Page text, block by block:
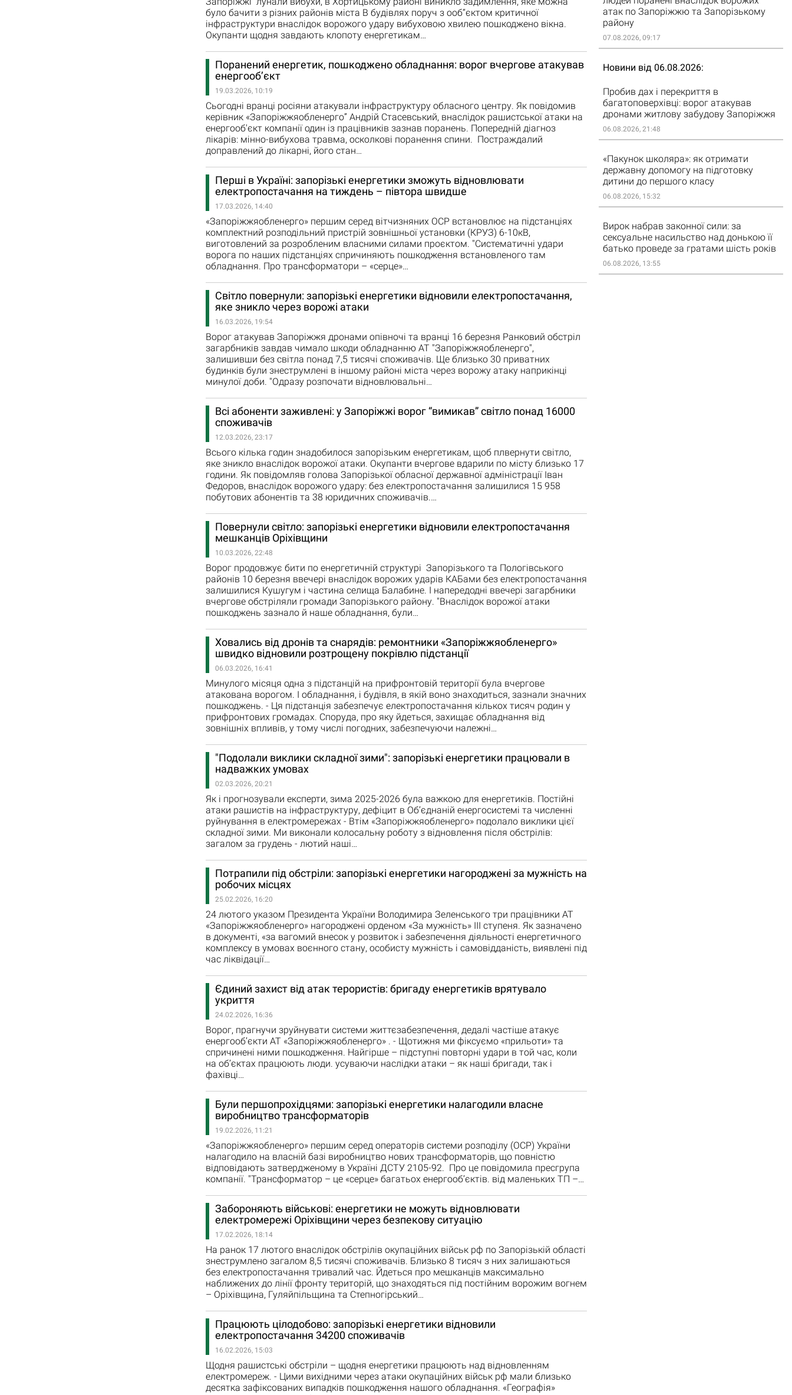
було бачити з різних районів міста В будівлях поруч з ооб“єктом критичної
інфраструктури внаслідок ворожого удару вибуховою хвилею пошкоджено вікна.
Окупанти щодня завдають клопоту енергетикам…
Поранений енергетик, пошкоджено обладнання: ворог вчергове атакував
енергооб’єкт
19.03.2026, 10:19
Сьогодні вранці росіяни атакували інфраструктуру обласного центру. Як повідомив
керівник «Запоріжжяобленерго” Андрій Стасевський, внаслідок рашистської атаки на
енергооб'єкт компанії один із працівників зазнав поранень. Попередній діагноз
лікарів: мінно-вибухова травма, осколкові поранення спини. Постраждалий
доправлений до лікарні, його стан…
Перші в Україні: запорізькі енергетики зможуть відновлювати
електропостачання на тиждень – півтора швидше
17.03.2026, 14:40
«Запоріжжяобленерго» першим серед вітчизняних ОСР встановлює на підстанціях
комплектний розподільний пристрій зовнішньої установки (КРУЗ) 6-10кВ,
виготовлений за розробленим власними силами проєктом. "Систематичні удари
ворога по наших підстанціях спричиняють пошкодження встановленого там
обладнання. Про трансформатори – «серце»…
Світло повернули: запорізькі енергетики відновили електропостачання,
яке зникло через ворожі атаки
16.03.2026, 19:54
Ворог атакував Запоріжжя дронами опівночі та вранці 16 березня Ранковий обстріл
загарбників завдав чимало шкоди обладнанню АТ "Запоріжжяобленерго",
залишивши без світла понад 7,5 тисячі споживачів. Ще близько 30 приватних
будинків були знеструмлені в іншому районі міста через ворожу атаку наприкінці
минулої доби. "Одразу розпочати відновлювальні…
Всі абоненти заживлені: у Запоріжжі ворог “вимикав” світло понад 16000
споживачів
12.03.2026, 23:17
Всього кілька годин знадобилося запорізьким енергетикам, щоб плвернути світло,
яке зникло внаслідок ворожої атаки. Окупанти вчергове вдарили по місту близько 17
години. Як повідомляв голова Запорізької обласної державної адміністрації Іван
Федоров, внаслідок ворожого удару: без електропостачання залишилися 15 958
побутових абонентів та 38 юридичних споживачів.…
Повернули світло: запорізькі енергетики відновили електропостачання
мешканців Оріхівщини
10.03.2026, 22:48
Ворог продовжує бити по енергетичній структурі Запорізького та Пологівського
районів 10 березня ввечері внаслідок ворожих ударів КАБами без електропостачання
залишилися Кушугум і частина селища Балабине. І напередодні ввечері загарбники
вчергове обстріляли громади Запорізького району. "Внаслідок ворожої атаки
пошкоджень зазнало й наше обладнання, були…
Ховались від дронів та снарядів: ремонтники «Запоріжжяобленерго»
швидко відновили розтрощену покрівлю підстанції
06.03.2026, 16:41
Минулого місяця одна з підстанцій на прифронтовій території була вчергове
атакована ворогом. І обладнання, і будівля, в якій воно знаходиться, зазнали значних
пошкоджень. - Ця підстанція забезпечує електропостачання кількох тисяч родин у
прифронтових громадах. Споруда, про яку йдеться, захищає обладнання від
зовнішніх впливів, у тому числі погодних, забезпечуючи належні…
"Подолали виклики складної зими": запорізькі енергетики працювали в
надважких умовах
02.03.2026, 20:21
Як і прогнозували експерти, зима 2025-2026 була важкою для енергетиків. Постійні
атаки рашистів на інфраструктуру, дефіцит в Об’єднаній енергосистемі та численні
руйнування в електромережах - Втім «Запоріжжяобленерго» подолало виклики цієї
складної зими. Ми виконали колосальну роботу з відновлення після обстрілів:
загалом за грудень - лютий наші…
Потрапили під обстріли: запорізькі енергетики нагороджені за мужність на
робочих місцях
25.02.2026, 16:20
24 лютого указом Президента України Володимира Зеленського три працівники АТ
«Запоріжжяобленерго» нагороджені орденом «За мужність» ІІІ ступеня. Як зазначено
в документі, «за вагомий внесок у розвиток і забезпечення діяльності енергетичного
комплексу в умовах воєнного стану, особисту мужність і самовідданість, виявлені під
час ліквідації…
Єдиний захист від атак терористів: бригаду енергетиків врятувало
укриття
24.02.2026, 16:36
Ворог, прагнучи зруйнувати системи життєзабезпечення, дедалі частіше атакує
енергооб’єкти АТ «Запоріжжяобленерго» . - Щотижня ми фіксуємо «прильоти» та
спричинені ними пошкодження. Найгірше – підступні повторні удари в той час, коли
на об’єктах працюють люди. усуваючи наслідки атаки – як наші бригади, так і
фахівці…
Були першопрохідцями: запорізькі енергетики налагодили власне
виробництво трансформаторів
19.02.2026, 11:21
«Запоріжжяобленерго» першим серед операторів системи розподілу (ОСР) України
налагодило на власній базі виробництво нових трансформаторів, що повністю
відповідають затвердженому в Україні ДСТУ 2105-92. Про це повідомила пресгрупа
компанії. "Трансформатор – це «серце» багатьох енергооб’єктів. від маленьких ТП –…
Забороняють військові: енергетики не можуть відновлювати
електромережі Оріхівщини через безпекову ситуацію
17.02.2026, 18:14
На ранок 17 лютого внаслідок обстрілів окупаційних військ рф по Запорізькій області
знеструмлено загалом 8,5 тисячі споживачів. Близько 8 тисяч з них залишаються
без електропостачання тривалий час. Йдеться про мешканців максимально
наближених до лінії фронту територій, що знаходяться під постійним ворожим вогнем
– Оріхівщина, Гуляйпільщина та Степногірський…
Працюють цілодобово: запорізькі енергетики відновили
електропостачання 34200 споживачів
16.02.2026, 15:03
Щодня рашистські обстріли – щодня енергетики працюють над відновленням
електромереж. - Цими вихідними через атаки окупаційних військ рф мали близько
десятка зафіксованих випадків пошкодження нашого обладнання. «Географія»
атак по Запоріжжю та Запорізькому
району
07.08.2026, 09:17
Новини від 06.08.2026
Пробив дах і перекриття в
багатоповерхівці: ворог атакував
дронами житлову забудову Запоріжжя
06.08.2026, 21:48
«Пакунок школяра»: як отримати
державну допомогу на підготовку
дитини до першого класу
06.08.2026, 15:32
Вирок набрав законної сили: за
сексуальне насильство над донькою її
батько проведе за гратами шість років
06.08.2026, 13:55